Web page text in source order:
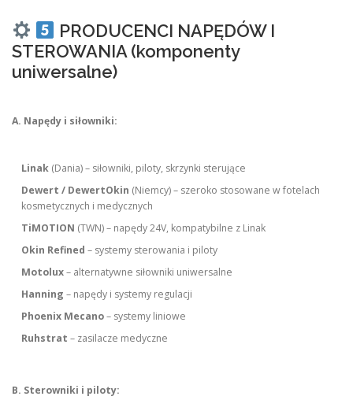
PRODUCENCI NAPĘDÓW I
STEROWANIA (komponenty
uniwersalne)
A. Napędy i siłowniki:
Linak (Dania) – siłowniki, piloty, skrzynki sterujące
Dewert / DewertOkin (Niemcy) – szeroko stosowane w fotelach
kosmetycznych i medycznych
TiMOTION (TWN) – napędy 24V, kompatybilne z Linak
Okin Refined – systemy sterowania i piloty
Motolux– alternatywne siłowniki uniwersalne
Hanning – napędy i systemy regulacji
Phoenix Mecano– systemy liniowe
Ruhstrat – zasilacze medyczne
B. Sterowniki i piloty: